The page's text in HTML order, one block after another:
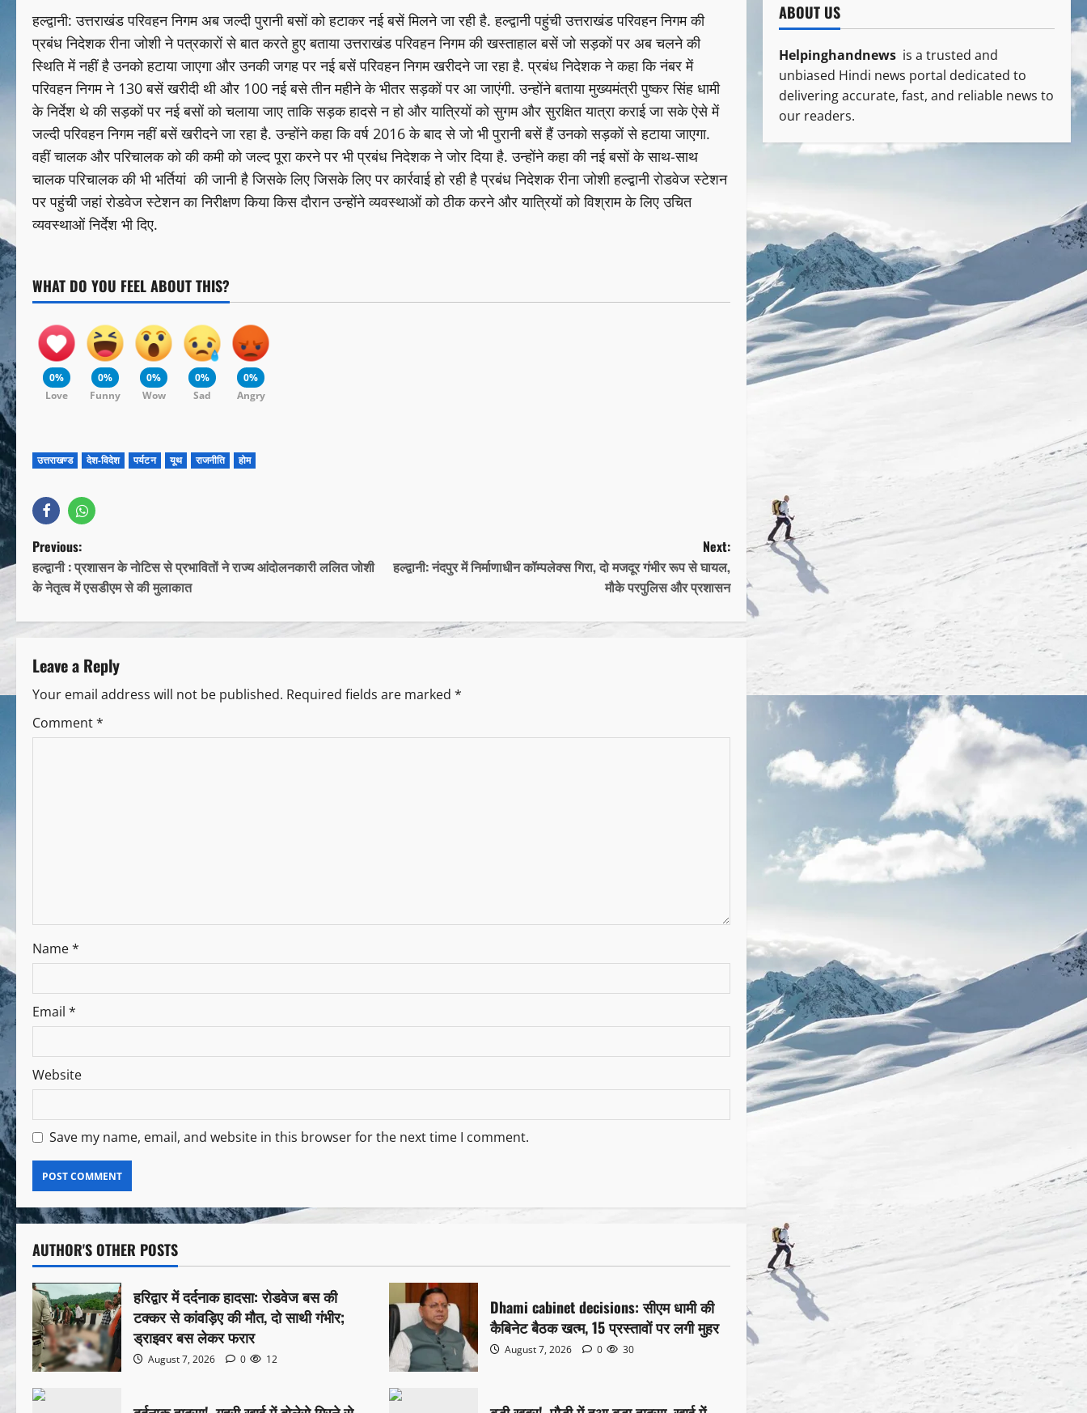
हल्द्वानी: उत्तराखंड परिवहन निगम अब जल्दी पुरानी बसों को हटाकर नई बसें मिलने जा रही है. हल्द्वानी पहुंची उत्तराखंड परिवहन निगम की
प्रबंध निदेशक रीना जोशी ने पत्रकारों से बात करते हुए बताया उत्तराखंड परिवहन निगम की खस्ताहाल बसें जो सड़कों पर अब चलने की
स्थिति में नहीं है उनको हटाया जाएगा और उनकी जगह पर नई बसें परिवहन निगम खरीदने जा रहा है. प्रबंध निदेशक ने कहा कि नंबर में
परिवहन निगम ने 130 बसें खरीदी थी और 100 नई बसे तीन महीने के भीतर सड़कों पर आ जाएंगी. उन्होंने बताया मुख्यमंत्री पुष्कर सिंह धामी
के निर्देश थे की सड़कों पर नई बसों को चलाया जाए ताकि सड़क हादसे न हो और यात्रियों को सुगम और सुरक्षित यात्रा कराई जा सके ऐसे में
जल्दी परिवहन निगम नहीं बसें खरीदने जा रहा है. उन्होंने कहा कि वर्ष 2016 के बाद से जो भी पुरानी बसें हैं उनको सड़कों से हटाया जाएगा.
वहीं चालक और परिचालक को की कमी को जल्द पूरा करने पर भी प्रबंध निदेशक ने जोर दिया है. उन्होंने कहा की नई बसों के साथ-साथ
चालक परिचालक की भी भर्तियां की जानी है जिसके लिए जिसके लिए पर कार्रवाई हो रही है प्रबंध निदेशक रीना जोशी हल्द्वानी रोडवेज स्टेशन
पर पहुंची जहां रोडवेज स्टेशन का निरीक्षण किया किस दौरान उन्होंने व्यवस्थाओं को ठीक करने और यात्रियों को विश्राम के लिए उचित
व्यवस्थाओं निर्देश भी दिए.
WHAT DO YOU FEEL ABOUT THIS?
0%
Love
0%
Funny
0%
Wow
0%
Sad
0%
Angry
उत्तराखण्ड देश-विदेश पर्यटन यूथ राजनीति होम
Previous:
हल्द्वानी : प्रशासन के नोटिस से प्रभावितों ने राज्य आंदोलनकारी ललित जोशी
के नेतृत्व में एसडीएम से की मुलाकात
Next:
हल्द्वानी: नंदपुर में निर्माणाधीन कॉम्पलेक्स गिरा, दो मजदूर गंभीर रूप से घायल,
मौके परपुलिस और प्रशासन
Leave a Reply
Your email address will not be published. Required fields are marked *
Comment*
Name*
Email *
Website
Save my name, email, and website in this browser for the next time I comment.
AUTHOR'S OTHER POSTS
हरिद्वार में दर्दनाक हादसा: रोडवेज बस की
टक्कर से कांवड़िए की मौत, दो साथी गंभीर;
ड्राइवर बस लेकर फरार
August 7, 2026 0 12
Dhami cabinet decisions: सीएम धामी की
कैबिनेट बैठक खत्म, 15 प्रस्तावों पर लगी मुहर
August 7, 2026 0 30
ABOUT US
Helpinghandnews is a trusted and
unbiased Hindi news portal dedicated to
delivering accurate, fast, and reliable news to
our readers.